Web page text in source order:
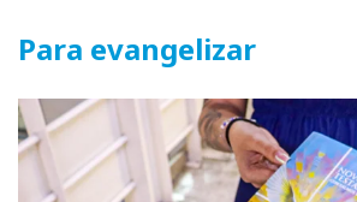
Para evangelizar